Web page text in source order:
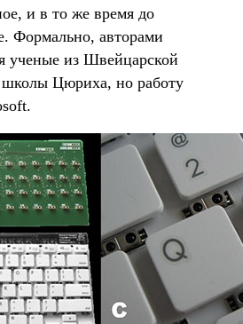
и в то же время до
Формально, авторами
ученые из Швейцарской
Цюриха, но работу